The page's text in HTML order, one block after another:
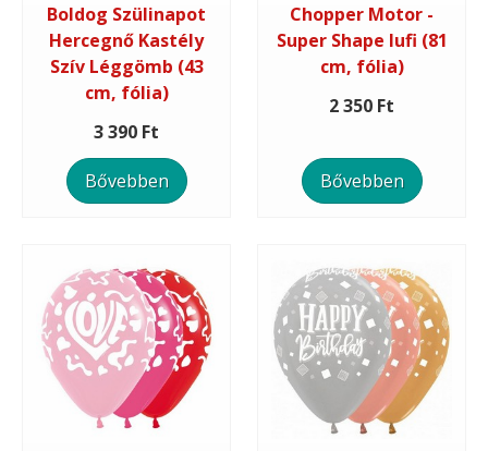
Boldog Szülinapot
Hercegnő Kastély
Szív Léggömb (43
cm, fólia)
3 390 Ft
Bővebben
Chopper Motor -
Super Shape lufi (81
cm, fólia)
2 350 Ft
Bővebben